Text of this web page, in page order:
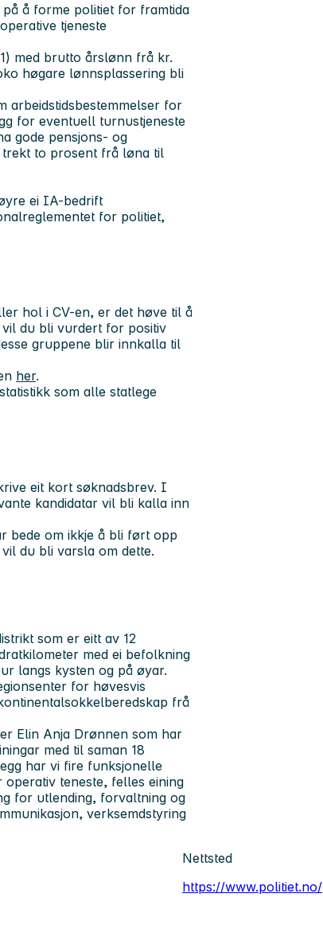
å forme politiet for framtida
tjeneste
med brutto årslønn frå kr.
høgare lønnsplassering bli
arbeidstidsbestemmelser for
for eventuell turnustjeneste
gode pensjons- og
trekt to prosent frå løna til
ei IA-bedrift
for politiet,
hol i CV-en, er det høve til å
du bli vurdert for positiv
gruppene blir innkalla til
her.
som alle statlege
eit kort søknadsbrev. I
kandidatar vil bli kalla inn
bede om ikkje å bli ført opp
du bli varsla om dette.
som er eitt av 12
med ei befolkning
langs kysten og på øyar.
for høvesvis
frå
Elin Anja Drønnen som har
med til saman 18
har vi fire funksjonelle
teneste, felles eining
for utlending, forvaltning og
verksemdstyring
Nettsted
https://www.politiet.no/